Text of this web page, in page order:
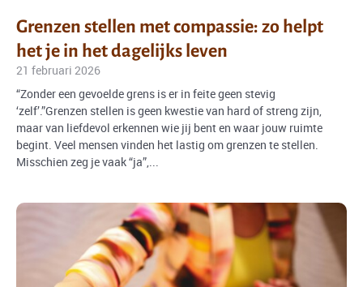
Grenzen stellen met compassie: zo helpt
het je in het dagelijks leven
21 februari 2026
“Zonder een gevoelde grens is er in feite geen stevig
‘zelf’.”Grenzen stellen is geen kwestie van hard of streng zijn,
maar van liefdevol erkennen wie jij bent en waar jouw ruimte
begint. Veel mensen vinden het lastig om grenzen te stellen.
Misschien zeg je vaak “ja”,...